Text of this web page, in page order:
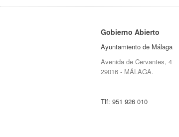
Gobierno Abierto
Ayuntamiento de Málaga
Avenida de Cervantes, 4
29016 - MÁLAGA.
Tlf: 951 926 010